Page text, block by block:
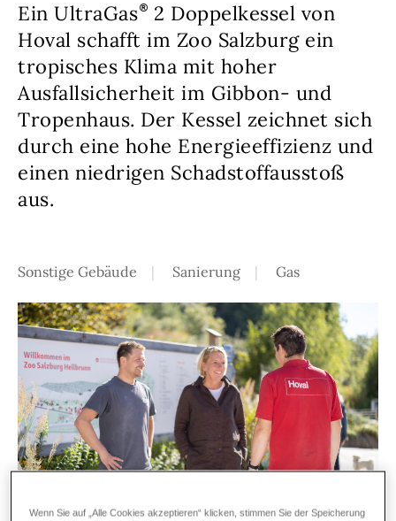
Ein UltraGas
2 Doppelkessel von
Hoval schafft im Zoo Salzburg ein
tropisches Klima mit hoher
Ausfallsicherheit im Gibbon- und
Tropenhaus. Der Kessel zeichnet sich
durch eine hohe Energieeffizienz und
einen niedrigen Schadstoffausstoß
aus.
Sonstige Gebäude Sanierung Gas
Wenn Sie auf „Alle Cookies akzeptieren“ klicken, stimmen Sie der Speicherung